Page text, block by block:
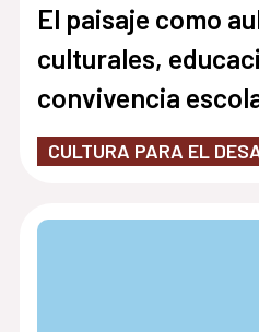
El paisaje como
culturales,
convivencia
Docente
CULTURA PARA EL